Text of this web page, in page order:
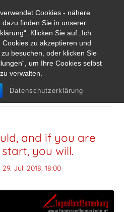
Cookies - nähere
dazu finden Sie in unserer
Klicken Sie auf „Ich
Cookies zu akzeptieren und
besuchen, oder klicken Sie
um Ihre Cookies selbst
zu verwalten.
Datenschutzerklärung
and if you are
you will.
29. Juli 2018, 18:00